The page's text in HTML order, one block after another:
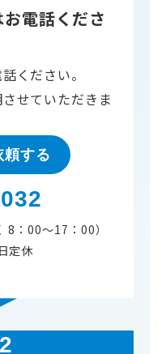
電話くださ
ください。
せていただきま
頼する
8：00～17：00）
定休